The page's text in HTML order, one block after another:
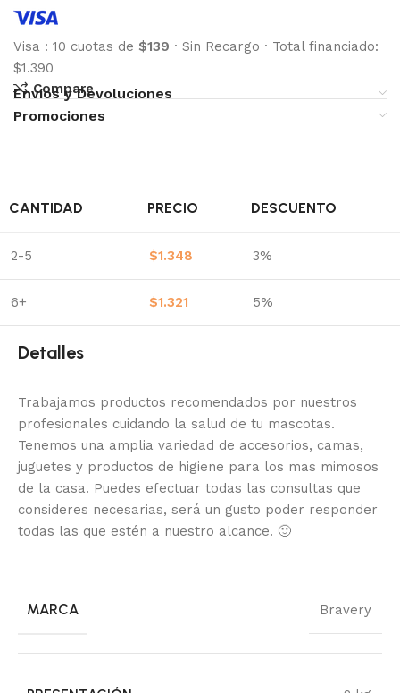
Visa : 10 cuotas de $139 · Sin Recargo · Total financiado:
$1.390
Compare
Envíos y Devoluciones
Promociones
CANTIDAD PRECIO DESCUENTO
2-5 $1.348 3%
6+ $1.321 5%
Detalles
Trabajamos productos recomendados por nuestros
profesionales cuidando la salud de tu mascotas.
Tenemos una amplia variedad de accesorios, camas,
juguetes y productos de higiene para los mas mimosos
de la casa. Puedes efectuar todas las consultas que
consideres necesarias, será un gusto poder responder
todas las que estén a nuestro alcance. 🙂
MARCA Bravery